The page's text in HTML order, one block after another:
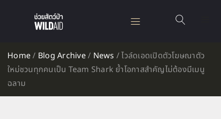
Home/ Blog Archive/ News /ไวล์ดเอดเปิดตัวโฆษณาตัว
ใหม่ชวนทุกคนเป็น Team Shark ย้ำโอกาสสำคัญไม่ต้องมีเมนู
ฉลาม